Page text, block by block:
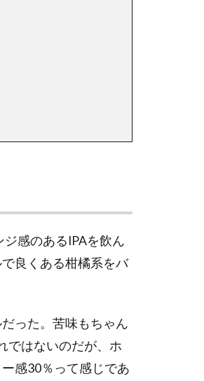
感のあるIPAを飲ん
良くある柑橘系をバ
った。苦味もちゃん
ではないのだが、ホ
感30％って感じであ